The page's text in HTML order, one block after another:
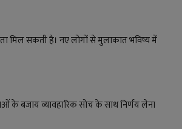
मिल सकती है। नए लोगों से मुलाकात भविष्य में
के बजाय व्यावहारिक सोच के साथ निर्णय लेना